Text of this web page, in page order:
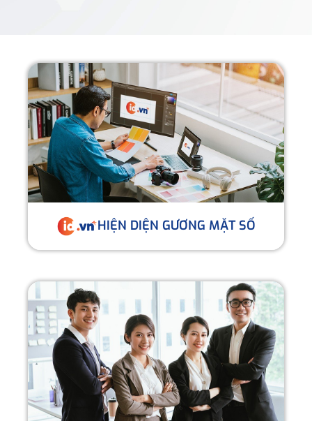
HIỆN DIỆN GƯƠNG MẶT SỐ